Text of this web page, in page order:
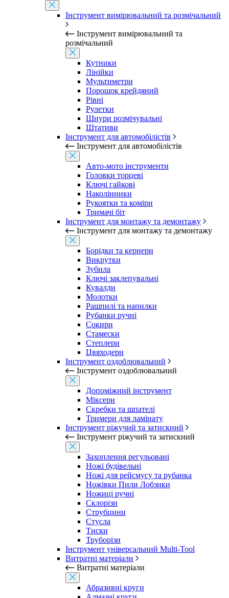
Інструмент вимірювальний та розмічальний
Інструмент вимірювальний та
розмічальний
Кутники
Лінійки
Мультиметри
Порошок крейдяний
Рівні
Рулетки
Шнури розмічувальні
Штативи
Інструмент для автомобілістів
Інструмент для автомобілістів
Авто-мото інструменти
Головки торцеві
Ключі гайкові
Наколінники
Рукоятки та коміри
Тримачі біт
Інструмент для монтажу та демонтажу
Інструмент для монтажу та демонтажу
Борідки та кернери
Викрутки
Зубила
Ключі заклепувальні
Кувалди
Молотки
Рашпилі та напилки
Рубанки ручні
Сокири
Стамески
Степлери
Цвяходери
Інструмент оздоблювальний
Інструмент оздоблювальний
Допоміжний інструмент
Міксери
Скребки та шпателі
Тримери для ламінату
Інструмент ріжучий та затискний
Інструмент ріжучий та затискний
Захоплення регульовані
Ножі будівельні
Ножі для рейсмусу та рубанка
Ножівки Пили Лобзики
Ножиці ручні
Склорізи
Струбцини
Стусла
Тиски
Труборізи
Інструмент універсальний Multi-Tool
Витратні матеріали
Витратні матеріали
Абразивні круги